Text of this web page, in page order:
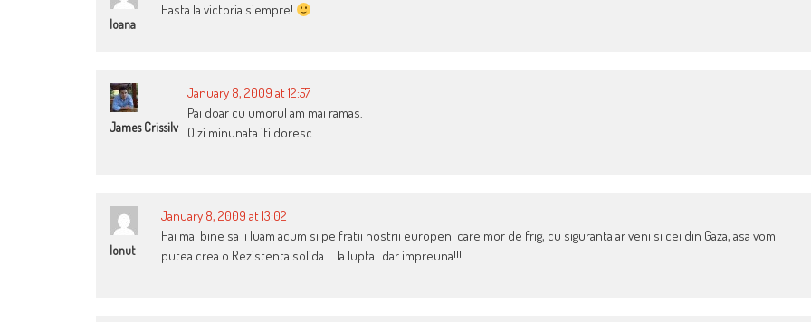
Ioana
Hasta la victoria siempre!
James Crissilv
January 8, 2009 at 12:57
Pai doar cu umorul am mai ramas.
O zi minunata iti doresc
Ionut
January 8, 2009 at 13:02
Hai mai bine sa ii luam acum si pe fratii nostrii europeni care mor de frig, cu siguranta ar veni si cei din Gaza, asa vom
putea crea o Rezistenta solida…..la lupta…dar impreuna!!!